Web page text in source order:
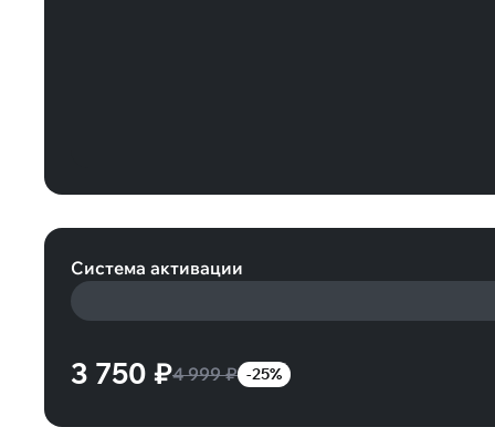
Система активации
3 750 ₽4 999 ₽ -25%